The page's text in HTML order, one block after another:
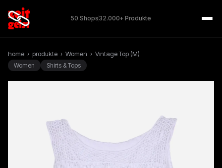
50 Shops32.000+ Produkte
home › produkte › Women › Vintage Top (M)
Women Shirts & Tops